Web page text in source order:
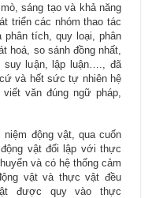
sáng tạo và khả năng
triển các nhóm thao tác
tích, quy loại, phân
hoá, so sánh đồng nhất,
suy luận, lập luận…., đã
và hết sức tự nhiên hệ
văn đúng ngữ pháp,
động vật, qua cuốn
vật đối lập với thực
và có hệ thống cảm
vật và thực vật đều
được quy vào thực